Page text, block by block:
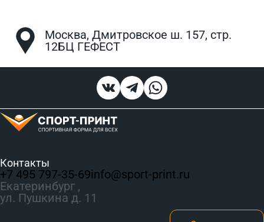
Москва, Дмитровское ш. 157, стр.
12БЦ ГЕФЕСТ
Контакты
+7 495 797‑35-69info@sport-print.ru
Екатеринбург ,
ул. Пушкина д. 11